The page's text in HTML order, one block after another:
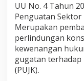
R
p
.
7
.
0
0
UU No. 4 Tahun
Penguatan Sektor
Merupakan
perlindungan
kewenangan
gugatan terhadap
(PUJK).